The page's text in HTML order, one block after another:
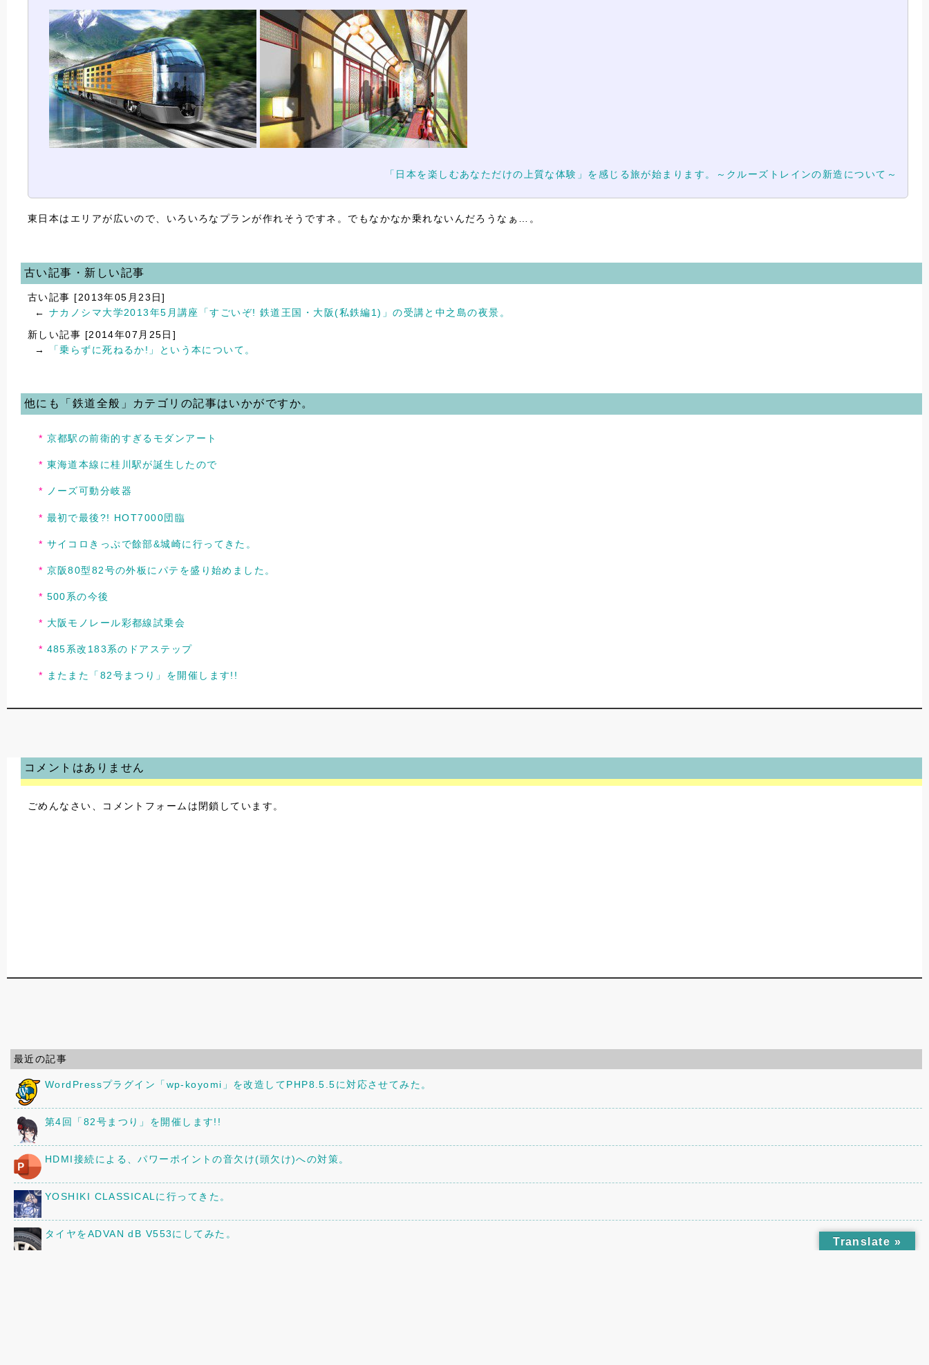
「日本を楽しむあなただけの上質な体験」を感じる旅が始まります。～クルーズトレインの新造について～
東日本はエリアが広いので、いろいろなプランが作れそうですネ。でもなかなか乗れないんだろうなぁ…。
古い記事・新しい記事
古い記事 [2013年05月23日]
← ナカノシマ大学2013年5月講座「すごいぞ! 鉄道王国・大阪(私鉄編1)」の受講と中之島の夜景。
新しい記事 [2014年07月25日]
→
「乗らずに死ねるか!」という本について。
他にも「鉄道全般」カテゴリの記事はいかがですか。
京都駅の前衛的すぎるモダンアート
東海道本線に桂川駅が誕生したので
ノーズ可動分岐器
最初で最後?! HOT7000団臨
サイコロきっぷで餘部&城崎に行ってきた。
京阪80型82号の外板にパテを盛り始めました。
500系の今後
大阪モノレール彩都線試乗会
485系改183系のドアステップ
またまた「82号まつり」を開催します!!
コメントはありません
ごめんなさい、コメントフォームは閉鎖しています。
最近の記事
WordPressプラグイン「wp-koyomi」を改造してPHP8.5.5に対応させてみた。
第4回「82号まつり」を開催します!!
HDMI接続による、パワーポイントの音欠け(頭欠け)への対策。
YOSHIKI CLASSICALに行ってきた。
タイヤをADVAN dB V553にしてみた。
Translate »